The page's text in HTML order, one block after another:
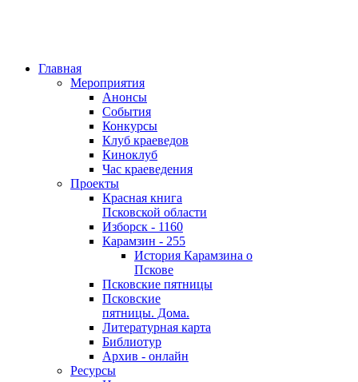
Главная
Мероприятия
Анонсы
События
Конкурсы
Клуб краеведов
Киноклуб
Час краеведения
Проекты
Красная книга
Псковской области
Изборск - 1160
Карамзин - 255
История Карамзина о
Пскове
Псковские пятницы
Псковские
пятницы. Дома.
Литературная карта
Библиотур
Архив - онлайн
Ресурсы